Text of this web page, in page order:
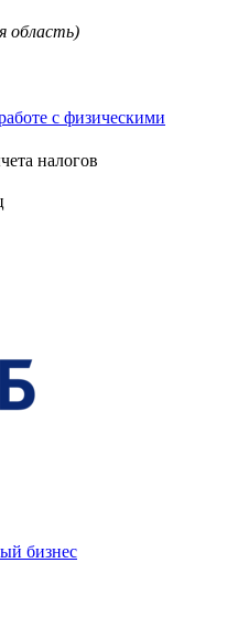
область)
с физическими
налогов
бизнес